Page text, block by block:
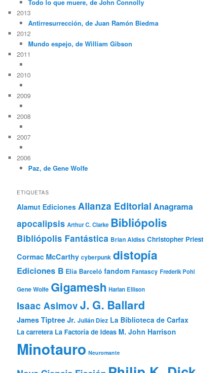
Todo lo que muere, de John Connolly
2013
Antirresurrección, de Juan Ramón Biedma
2012
Mundo espejo, de William Gibson
2011
2010
2009
2008
2007
2006
Paz, de Gene Wolfe
ETIQUETAS
Alamut Ediciones Alianza Editorial Anagrama
apocalipsis Arthur C. Clarke Bibliópolis
Bibliópolis Fantástica Brian Aldiss Christopher Priest
Cormac McCarthy cyberpunk distopía
Ediciones B Elia Barceló fandom Fantascy Frederik Pohl
Gene Wolfe Gigamesh Harlan Ellison
Isaac AsimovJ. G. Ballard
James Tiptree Jr. Julián Díez La Biblioteca de Carfax
La carretera La Factoría de Ideas M. John Harrison
Minotauro Neuromante